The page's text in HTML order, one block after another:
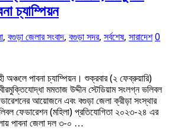
চ্যাম্পিয়ন
, বগুড়া জেলার সংবাদ, বগুড়া সদর, সর্বশেষ, সারাদেশ 0
অঞ্চলে পাবনা চ্যাম্পিয়ন। শুক্রবার (২ ফেব্রুয়ারি)
মমতাজ উদ্দীন স্টেডিয়াম সংলগ্ন ভলিবল
আয়োজনে এবং বগুড়া জেলা ক্রীড়া সংস্থার
ফেডারেশন (মহিলা) প্রতিযোগিতা ২০২৩-২৪ এর
পাবনা জেলা দল ৩-০ …